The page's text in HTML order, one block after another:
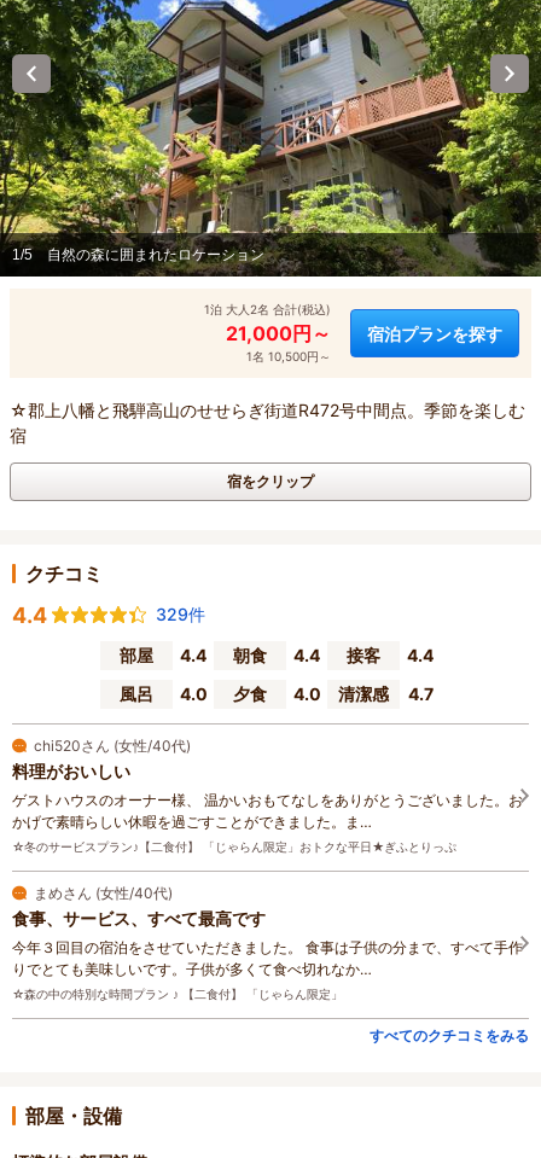
1/5 自然の森に囲まれたロケーション
1泊 大人2名 合計(税込)
21,000円～
1名 10,500円～
宿泊プランを探す
☆郡上八幡と飛騨高山のせせらぎ街道R472号中間点。季節を楽しむ
宿
宿をクリップ
クチコミ
4.4
329件
部屋
4.4 朝食 4.4 接客
4.4
風呂
4.0 夕食 4.0 清潔感 4.7
chi520さん (女性/40代)
料理がおいしい
ゲストハウスのオーナー様、 温かいおもてなしをありがとうございました。お
かげで素晴らしい休暇を過ごすことができました。ま…
☆冬のサービスプラン♪【二食付】 「じゃらん限定」おトクな平日★ぎふとりっぷ
まめさん (女性/40代)
食事、サービス、すべて最高です
今年３回目の宿泊をさせていただきました。 食事は子供の分まで、すべて手作
りでとても美味しいです。子供が多くて食べ切れなか…
☆森の中の特別な時間プラン ♪ 【二食付】 「じゃらん限定」
すべてのクチコミをみる
部屋・設備